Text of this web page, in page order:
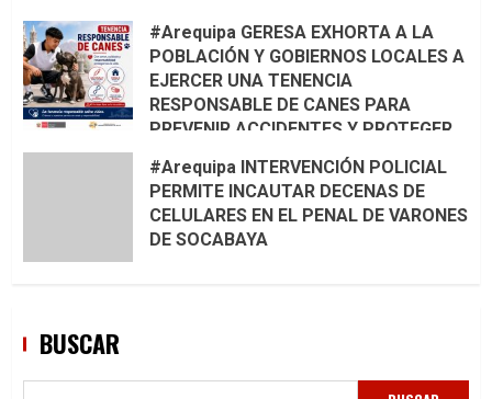
#Arequipa GERESA EXHORTA A LA
POBLACIÓN Y GOBIERNOS LOCALES A
EJERCER UNA TENENCIA
RESPONSABLE DE CANES PARA
PREVENIR ACCIDENTES Y PROTEGER
#Arequipa INTERVENCIÓN POLICIAL
PERMITE INCAUTAR DECENAS DE
CELULARES EN EL PENAL DE VARONES
DE SOCABAYA
BUSCAR